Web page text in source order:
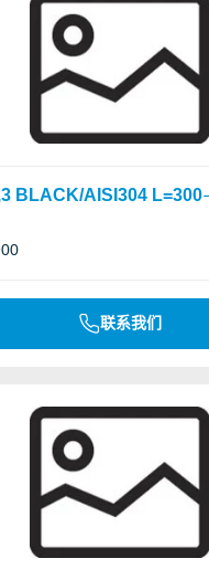
BLACK/AISI304 L=300
联系我们